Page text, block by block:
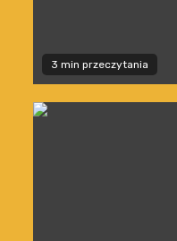
3 min przeczytania